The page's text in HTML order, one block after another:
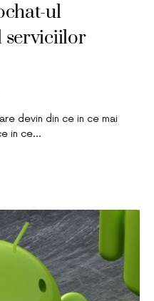
ul
serviciilor
devin din ce in ce mai
in ce…